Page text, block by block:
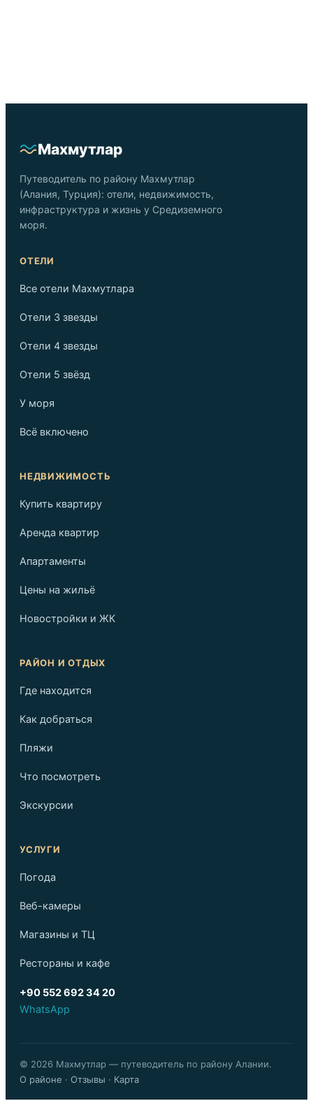
Махмутлар
Путеводитель по району Махмутлар
(Алания, Турция): отели, недвижимость,
инфраструктура и жизнь у Средиземного
моря.
ОТЕЛИ
Все отели Махмутлара
Отели 3 звезды
Отели 4 звезды
Отели 5 звёзд
У моря
Всё включено
НЕДВИЖИМОСТЬ
Купить квартиру
Аренда квартир
Апартаменты
Цены на жильё
Новостройки и ЖК
РАЙОН И ОТДЫХ
Где находится
Как добраться
Пляжи
Что посмотреть
Экскурсии
УСЛУГИ
Погода
Веб-камеры
Магазины и ТЦ
Рестораны и кафе
+90 552 692 34 20
WhatsApp
© 2026 Махмутлар — путеводитель по району Алании.
О районе · Отзывы · Карта